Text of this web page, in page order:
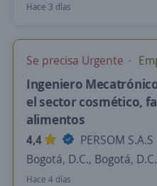
Hace 3 días
Se precisa Urgente
Ingeniero
el sector cosmético,
alimentos
4,4
PERSOM S.A.S
Bogotá, D.C., Bogotá, D.C.
Hace 4 días